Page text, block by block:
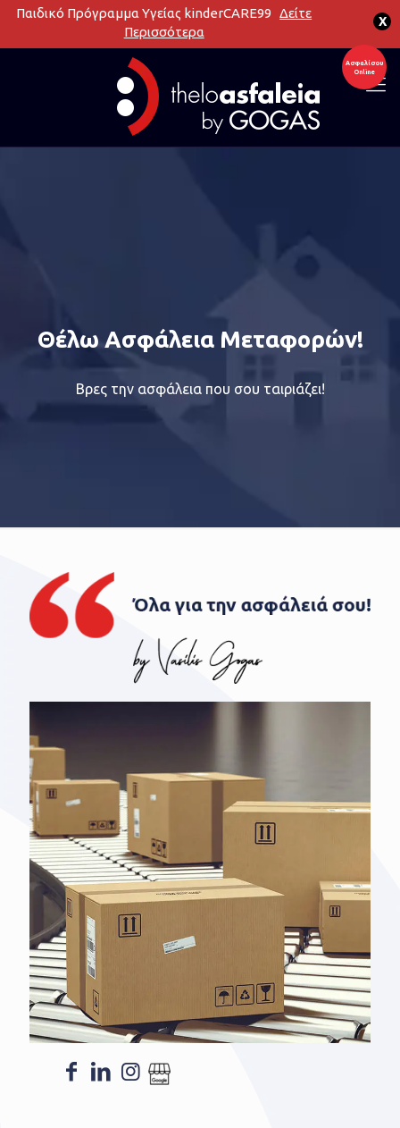
Παιδικό Πρόγραμμα Υγείας kinderCARE99Δείτε
Περισσότερα
X
Ασφαλίσου
Online
Θέλω Ασφάλεια Μεταφορών!
Βρες την ασφάλεια που σου ταιριάζει!